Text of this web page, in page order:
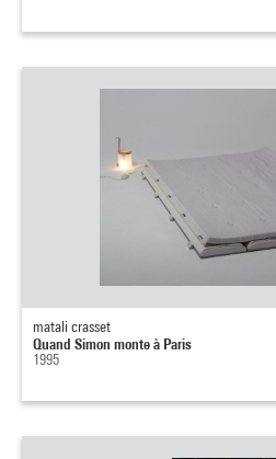
matali crasset
Quand Simon monte à Paris
1995